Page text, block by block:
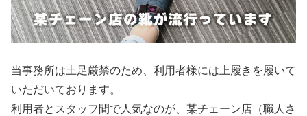
当事務所は土足厳禁のため、利用者様には上履きを履いて
いただいております。
利用者とスタッフ間で人気なのが、某チェーン店（職人さ